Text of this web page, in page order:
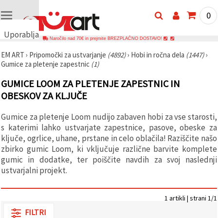
Uporabljamo
🍪
Uporabljamo
podobne
tehnologije,
da
pravilno
delovanje
spletnega
mesta,
izboljšamo
vašo
uporabniško
izkušnjo ter
z vašim
analiziramo
ustreznejše
0
Naročilo nad 70€ in prejmite BREZPLAČNO DOSTAVO!
EM ART › Pripomočki za ustvarjanje (4892)› Hobi in ročna dela (1447)›
Gumice za pletenje zapestnic (1)
GUMICE LOOM ZA PLETENJE ZAPESTNIC IN
OBESKOV ZA KLJUČE
Gumice za pletenje Loom nudijo zabaven hobi za vse starosti,
s katerimi lahko ustvarjate zapestnice, pasove, obeske za
ključe, ogrlice, uhane, prstane in celo oblačila! Raziščite našo
zbirko gumic Loom, ki vključuje različne barvite komplete
gumic in dodatke, ter poiščite navdih za svoj naslednji
ustvarjalni projekt.
1 artikli | strani 1/1
FILTRI